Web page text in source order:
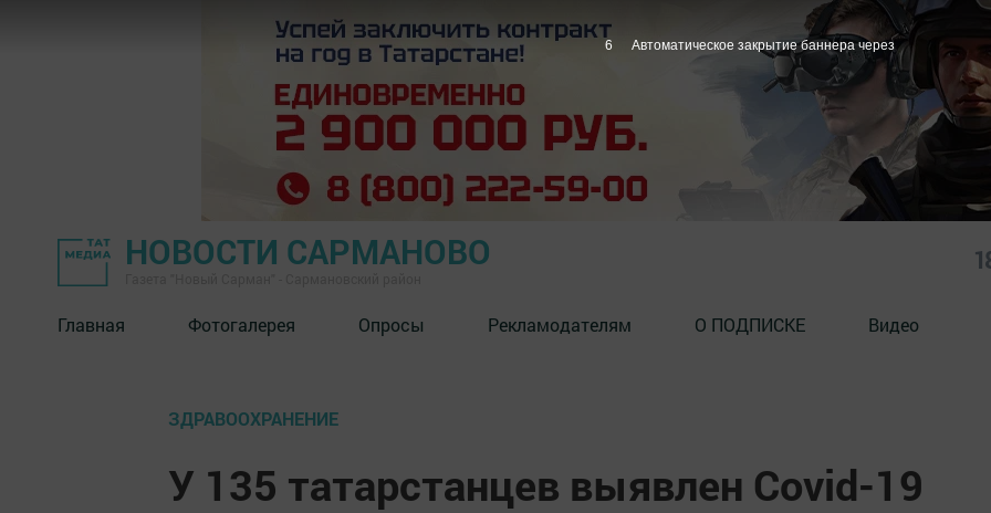
НОВОСТИ САРМАНОВО
Главная Фотогалерея Опросы Рекламодателям О ПОДПИСКЕ Видео
ЗДРАВООХРАНЕНИЕ
У 135 татарстанцев выявлен Covid-19
5 Автоматическое закрытие баннера через